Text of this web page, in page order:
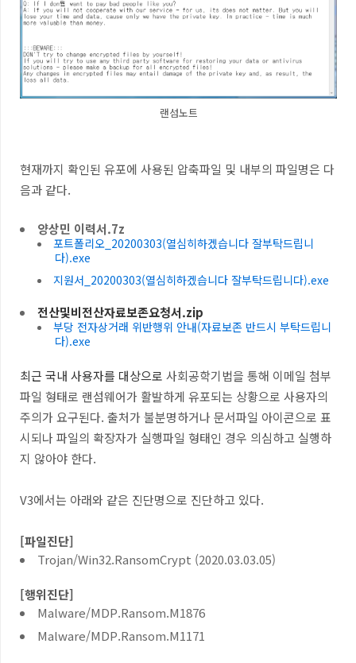
랜섬노트
현재까지 확인된 유포에 사용된 압축파일 및 내부의 파일명은 다
음과 같다.
양상민 이력서.7z
포트폴리오_20200303(열심히하겠습니다 잘부탁드립니
다).exe
지원서_20200303(열심히하겠습니다 잘부탁드립니다).exe
전산및비전산자료보존요청서.zip
부당 전자상거래 위반행위 안내(자료보존 반드시 부탁드립니
다).exe
최근 국내 사용자를 대상으로 사회공학기법을 통해 이메일 첨부
파일 형태로 랜섬웨어가 활발하게 유포되는 상황으로 사용자의
주의가 요구된다. 출처가 불분명하거나 문서파일 아이콘으로 표
시되나 파일의 확장자가 실행파일 형태인 경우 의심하고 실행하
지 않아야 한다.
V3에서는 아래와 같은 진단명으로 진단하고 있다.
[파일진단]
Trojan/Win32.RansomCrypt (2020.03.03.05)
[행위진단]
Malware/MDP.Ransom.M1876
Malware/MDP.Ransom.M1171